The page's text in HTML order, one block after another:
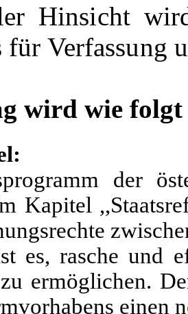
Hinsicht
für Verfassung
wird wie
der
Kapitel
es, rasche und
ermöglichen.
einen